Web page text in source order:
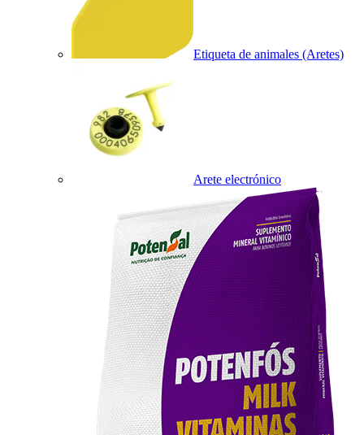
Etiqueta de animales (Aretes)
Arete electrónico